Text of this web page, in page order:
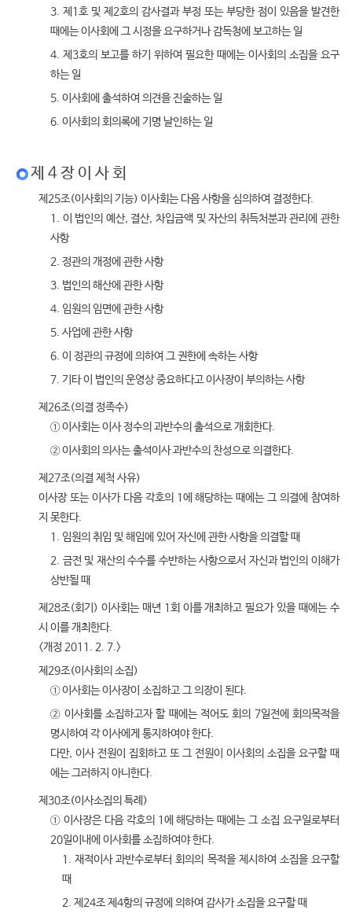
3. 제1호 및 제2호의 감사결과 부정 또는 부당한 점이 있음을 발견한
때에는 이사회에 그 시정을 요구하거나 감독청에 보고하는 일
4. 제3호의 보고를 하기 위하여 필요한 때에는 이사회의 소집을 요구
하는 일
5. 이사회에 출석하여 의견을 진술하는 일
6. 이사회의 회의록에 기명 날인하는 일
제 4 장 이 사 회
제25조(이사회의 기능) 이사회는 다음 사항을 심의하여 결정한다.
1. 이 법인의 예산, 결산, 차입금액 및 자산의 취득처분과 관리에 관한
사항
2. 정관의 개정에 관한 사항
3. 법인의 해산에 관한 사항
4. 임원의 임면에 관한 사항
5. 사업에 관한 사항
6. 이 정관의 규정에 의하여 그 권한에 속하는 사항
7. 기타 이 법인의 운영상 중요하다고 이사장이 부의하는 사항
제26조(의결 정족수)
① 이사회는 이사 정수의 과반수의 출석으로 개회한다.
② 이사회의 의사는 출석이사 과반수의 찬성으로 의결한다.
제27조(의결 제척 사유)
이사장 또는 이사가 다음 각호의 1에 해당하는 때에는 그 의결에 참여하
지 못한다.
1. 임원의 취임 및 해임에 있어 자신에 관한 사항을 의결할 때
2. 금전 및 재산의 수수를 수반하는 사항으로서 자신과 법인의 이해가
상반될 때
제28조(회기) 이사회는 매년 1회 이를 개최하고 필요가 있을 때에는 수
시 이를 개최한다.
<개정 2011. 2. 7.>
제29조(이사회의 소집)
① 이사회는 이사장이 소집하고 그 의장이 된다.
② 이사회를 소집하고자 할 때에는 적어도 회의 7일전에 회의목적을
명시하여 각 이사에게 통지하여야 한다.
다만, 이사 전원이 집회하고 또 그 전원이 이사회의 소집을 요구할 때
에는 그러하지 아니한다.
제30조(이사소집의 특례)
① 이사장은 다음 각호의 1에 해당하는 때에는 그 소집 요구일로부터
20일이내에 이사회를 소집하여야 한다.
1. 재적이사 과반수로부터 회의의 목적을 제시하여 소집을 요구할
때
2. 제24조 제4항의 규정에 의하여 감사가 소집을 요구할 때